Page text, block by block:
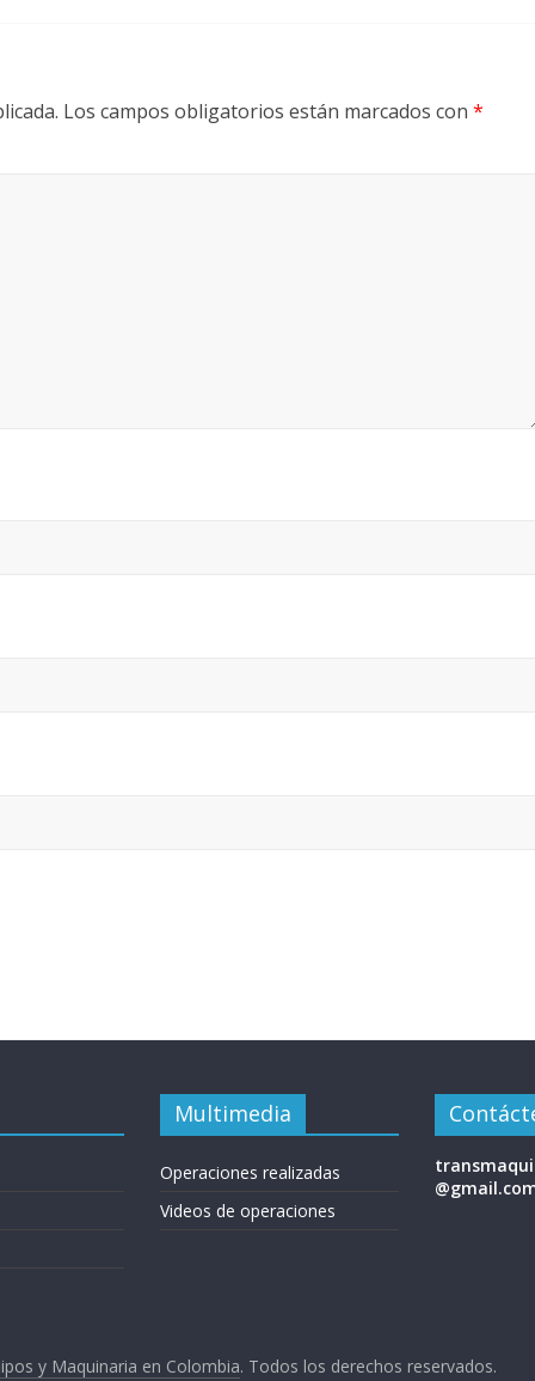
Los campos obligatorios están marcados con *
Multimedia
Operaciones realizadas
Videos de operaciones
y Maquinaria en Colombia. Todos los derechos reservados.